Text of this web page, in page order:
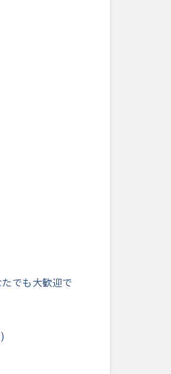
でも大歓迎で